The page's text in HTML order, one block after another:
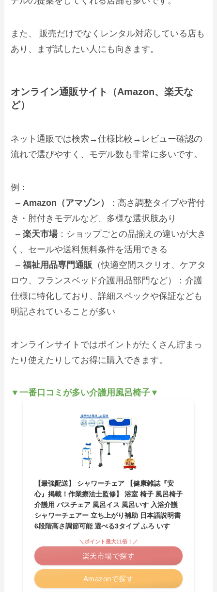
また、 販売だけでなくレンタル対応している店も
あり、まず試したい人にも向きます。
オンライン通販サイト（Amazon、楽天な
ど）
ネット通販では検索→仕様比較→レビュー確認の
流れで選びやすく、モデル数も非常に多いです。
例：
– Amazon（アマゾン）
：高さ調整タイプや背付
き・肘付きモデルなど、多様な選択肢あり
–楽天市場：ショップごとの品揃えの違いが大き
く、セールや送料無料条件を活用できる
–福祉用品専門通販 （快適空間スクリオ、ケアタ
ロウ、フランスベッド介護用品部門など）：介護
仕様に特化しており、詳細スペックや保証なども
明記されていることが多い
オンラインサイトではポイントがたくさん貯まっ
たり使えたりしてお得に購入できます。
▼一番口コミが多い介護用風呂椅子▼
【最強配送】 シャワーチェア 【健康雑誌『安
心』掲載！作業療法士監修】 浴室 椅子 風呂椅子
介護用 バスチェア 風呂イス 風呂いす 入浴介護
シャワーチェアー 立ち上がり補助 日本語説明書
6段階高さ調節可能 選べる3タイプ ふろ いす
Amazonで探す
＼ポイント最大11倍！／
楽天市場で探す